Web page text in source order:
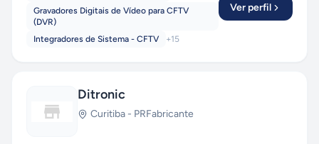
Gravadores Digitais de Vídeo para CFTV
(DVR)
Integradores de Sistema - CFTV
+15
Ver perfil
Ditronic
Curitiba - PRFabricante